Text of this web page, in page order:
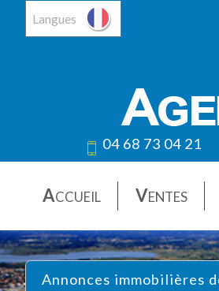
Langues
04 68 73 04 21
ACCUEIL VENTES
Annonces